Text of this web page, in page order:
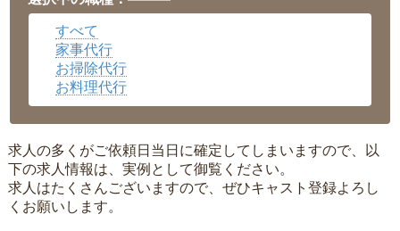
広島県▼
沖縄県
すべて
家事代行
お掃除代行
お料理代行
求人の多くがご依頼日当日に確定してしまいますので、以
下の求人情報は、実例として御覧ください。
求人はたくさんございますので、ぜひキャスト登録よろし
くお願いします。